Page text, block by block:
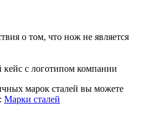
о том, что нож не является
кейс с логотипом компании
марок сталей вы можете
Марки сталей